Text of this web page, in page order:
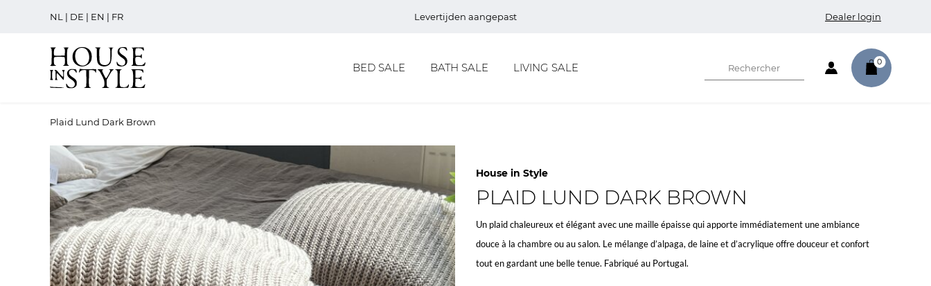
NL | DE | EN | FR Levertijden aangepast Dealer login
BED SALE BATH SALE LIVING SALE 0
Plaid Lund Dark Brown
House in Style
PLAID LUND DARK BROWN
Un plaid chaleureux et élégant avec une maille épaisse qui apporte immédiatement une ambiance
douce à la chambre ou au salon. Le mélange d’alpaga, de laine et d’acrylique offre douceur et confort
tout en gardant une belle tenue. Fabriqué au Portugal.